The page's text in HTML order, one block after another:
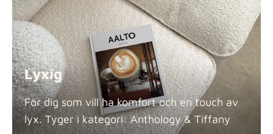
Lyxig
För dig som vill ha komfort och en touch av
lyx. Tyger i kategori: Anthology & Tiffany